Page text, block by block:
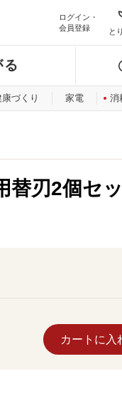
ログイン・
会員登録
と
康づくり 家電 消
替刃2個セ
カートに入